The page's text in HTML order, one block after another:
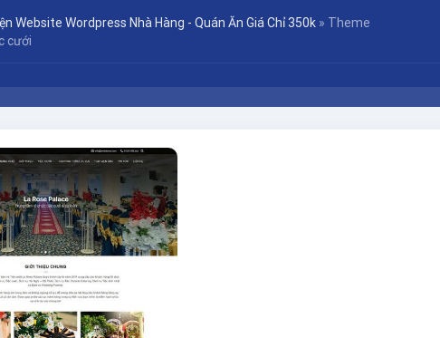
Website Wordpress Nhà Hàng - Quán Ăn Giá Chỉ 350k » Theme
cưới